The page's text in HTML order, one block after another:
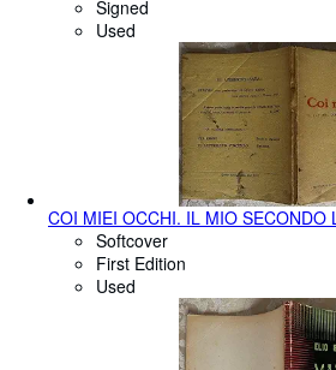
Signed
Used
COI MIEI OCCHI. IL MIO SECONDO
Softcover
First Edition
Used